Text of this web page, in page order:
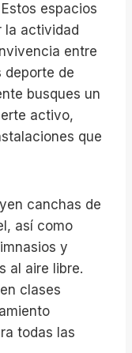
espacios
la actividad
entre
deporte de
busques un
activo,
que
canchas de
así como
y
al aire libre.
clases
todas las